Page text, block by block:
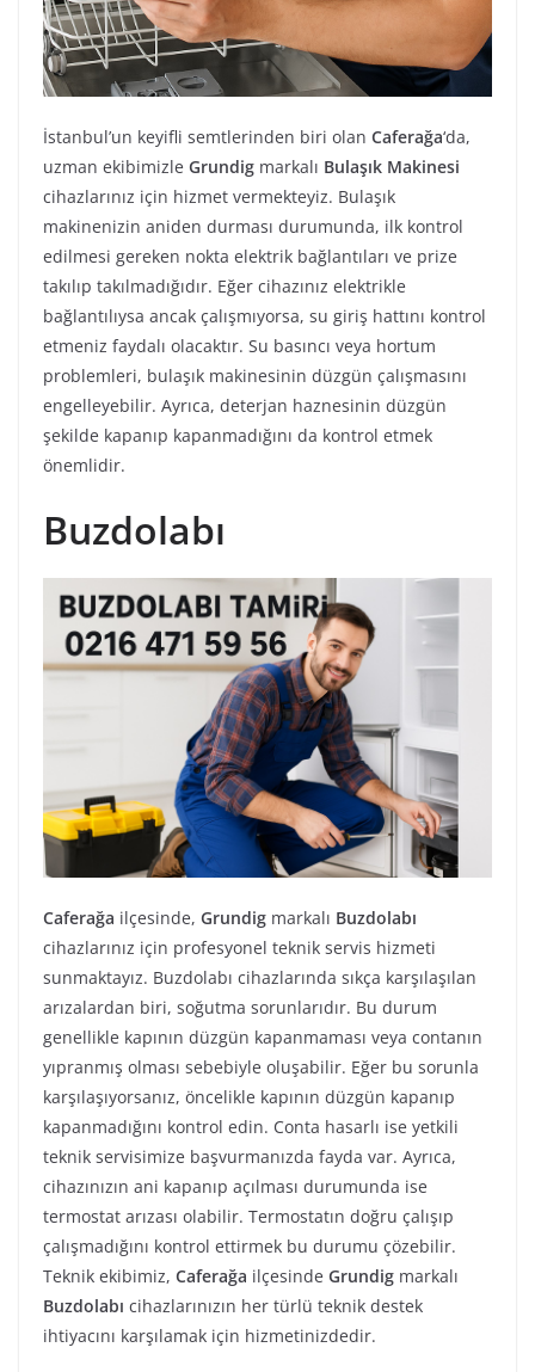
İstanbul’un keyifli semtlerinden biri olan Caferağa‘da,
uzman ekibimizle Grundig markalı Bulaşık Makinesi
cihazlarınız için hizmet vermekteyiz. Bulaşık
makinenizin aniden durması durumunda, ilk kontrol
edilmesi gereken nokta elektrik bağlantıları ve prize
takılıp takılmadığıdır. Eğer cihazınız elektrikle
bağlantılıysa ancak çalışmıyorsa, su giriş hattını kontrol
etmeniz faydalı olacaktır. Su basıncı veya hortum
problemleri, bulaşık makinesinin düzgün çalışmasını
engelleyebilir. Ayrıca, deterjan haznesinin düzgün
şekilde kapanıp kapanmadığını da kontrol etmek
önemlidir.
Buzdolabı
Caferağa ilçesinde, Grundig markalı Buzdolabı
cihazlarınız için profesyonel teknik servis hizmeti
sunmaktayız. Buzdolabı cihazlarında sıkça karşılaşılan
arızalardan biri, soğutma sorunlarıdır. Bu durum
genellikle kapının düzgün kapanmaması veya contanın
yıpranmış olması sebebiyle oluşabilir. Eğer bu sorunla
karşılaşıyorsanız, öncelikle kapının düzgün kapanıp
kapanmadığını kontrol edin. Conta hasarlı ise yetkili
teknik servisimize başvurmanızda fayda var. Ayrıca,
cihazınızın ani kapanıp açılması durumunda ise
termostat arızası olabilir. Termostatın doğru çalışıp
çalışmadığını kontrol ettirmek bu durumu çözebilir.
Teknik ekibimiz, Caferağa ilçesinde Grundig markalı
Buzdolabı cihazlarınızın her türlü teknik destek
ihtiyacını karşılamak için hizmetinizdedir.